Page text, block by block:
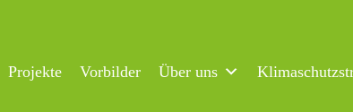
Projekte Vorbilder Über uns